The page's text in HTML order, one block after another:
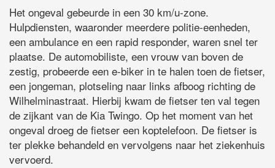
Het ongeval gebeurde in een 30 km/u-zone.
Hulpdiensten, waaronder meerdere politie-eenheden,
een ambulance en een rapid responder, waren snel ter
plaatse. De automobiliste, een vrouw van boven de
zestig, probeerde een e-biker in te halen toen de fietser,
een jongeman, plotseling naar links afboog richting de
Wilhelminastraat. Hierbij kwam de fietser ten val tegen
de zijkant van de Kia Twingo. Op het moment van het
ongeval droeg de fietser een koptelefoon. De fietser is
ter plekke behandeld en vervolgens naar het ziekenhuis
vervoerd.